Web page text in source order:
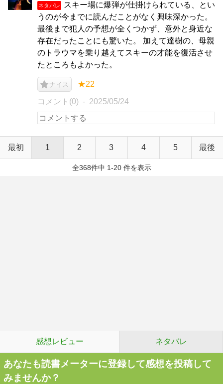
ネタバレ
スキー場に爆弾が仕掛けられている、とい
うのが今までに読んだことがなく興味深かった。
最後まで犯人の予想が全くつかず、意外と身近な
存在だったことにも驚いた。 加えて達樹の、母親
のトラウマを乗り越えてスキーの才能を復活させ
たところもよかった。
ナイス ★22
コメント(0) 2025/05/24
最初 1 2 3 4 5 最後
全368件中 1-20 件を表示
感想レビュー ネタバレ
あなたも読書メーターに登録して感想を投稿して
みませんか？